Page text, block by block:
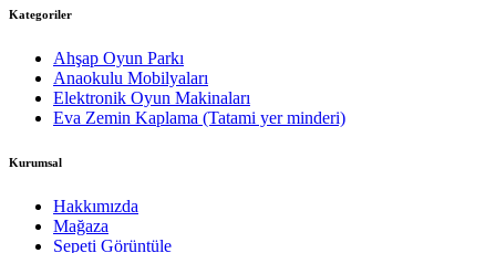
Kategoriler
Ahşap Oyun Parkı
Anaokulu Mobilyaları
Elektronik Oyun Makinaları
Eva Zemin Kaplama (Tatami yer minderi)
Kurumsal
Hakkımızda
Mağaza
Sepeti Görüntüle